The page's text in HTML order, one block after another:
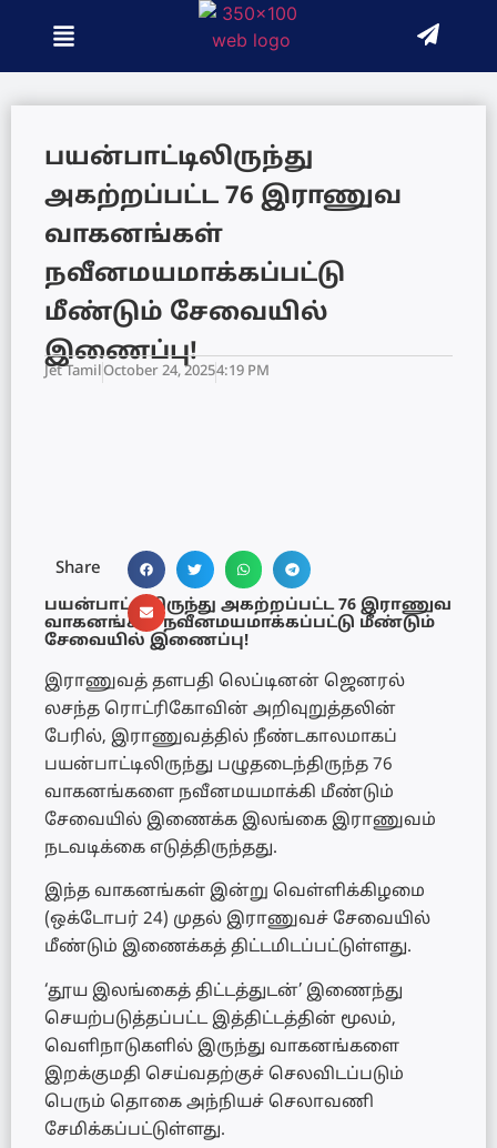
பயன்பாட்டிலிருந்து
அகற்றப்பட்ட 76 இராணுவ
வாகனங்கள்
நவீனமயமாக்கப்பட்டு
மீண்டும் சேவையில்
இணைப்பு!
Jet TamilOctober 24, 20254:19 PM
Share
பயன்பாட்டிலிருந்து அகற்றப்பட்ட 76 இராணுவ
வாகனங்கள் நவீனமயமாக்கப்பட்டு மீண்டும்
சேவையில் இணைப்பு!
இராணுவத் தளபதி லெப்டினன் ஜெனரல்
லசந்த ரொட்ரிகோவின் அறிவுறுத்தலின்
பேரில், இராணுவத்தில் நீண்டகாலமாகப்
பயன்பாட்டிலிருந்து பழுதடைந்திருந்த 76
வாகனங்களை நவீனமயமாக்கி மீண்டும்
சேவையில் இணைக்க இலங்கை இராணுவம்
நடவடிக்கை எடுத்திருந்தது.
இந்த வாகனங்கள் இன்று வெள்ளிக்கிழமை
(ஒக்டோபர் 24) முதல் இராணுவச் சேவையில்
மீண்டும் இணைக்கத் திட்டமிடப்பட்டுள்ளது.
‘தூய இலங்கைத் திட்டத்துடன்’ இணைந்து
செயற்படுத்தப்பட்ட இத்திட்டத்தின் மூலம்,
வெளிநாடுகளில் இருந்து வாகனங்களை
இறக்குமதி செய்வதற்குச் செலவிடப்படும்
பெரும் தொகை அந்நியச் செலாவணி
சேமிக்கப்பட்டுள்ளது.